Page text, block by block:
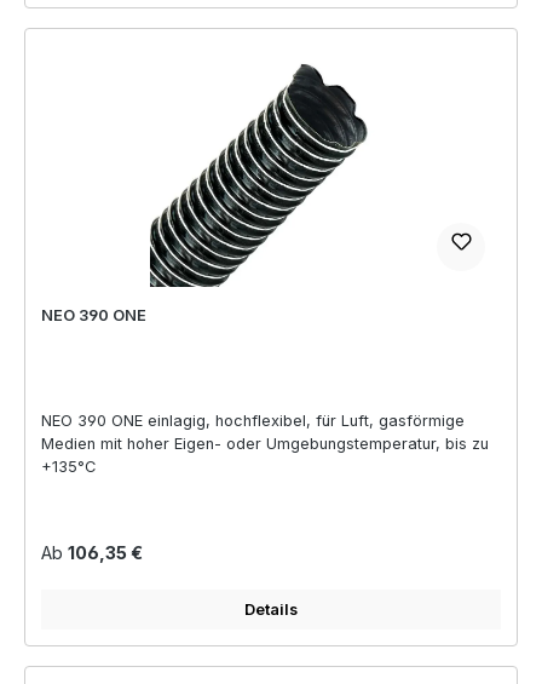
NEO 390 ONE
NEO 390 ONE einlagig, hochflexibel, für Luft, gasförmige
Medien mit hoher Eigen- oder Umgebungstemperatur, bis zu
+135°C
Regulärer Preis:
Ab 106,35 €
Details